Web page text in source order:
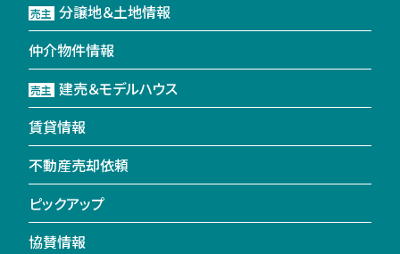
売主 分譲地＆土地情報
仲介物件情報
売主 建売＆モデルハウス
賃貸情報
不動産売却依頼
ピックアップ
協賛情報